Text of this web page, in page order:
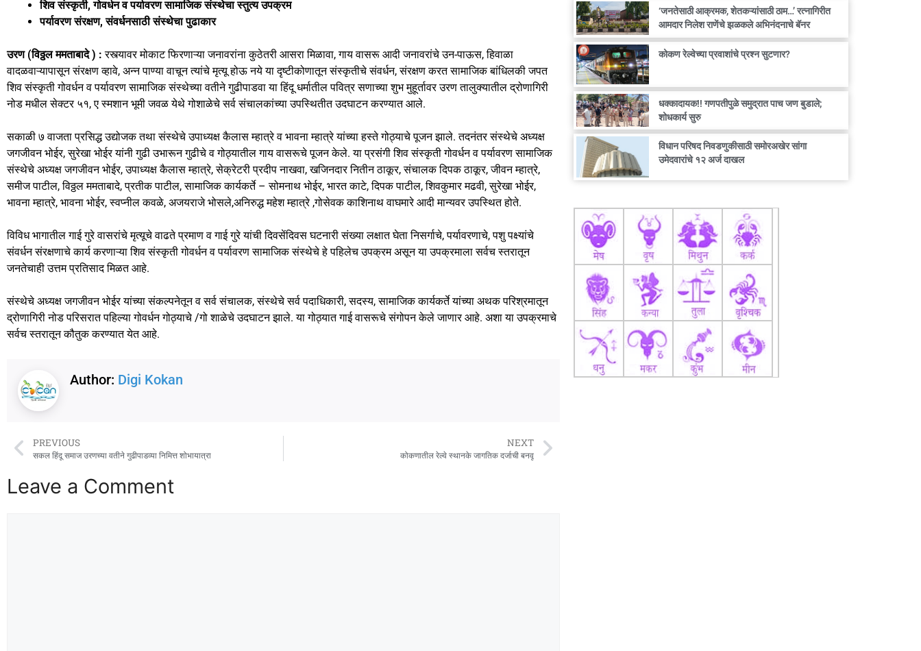
c
b
o
o
k
st
d
o
n
ai ar
शिव संस्कृती, गोवर्धन व पर्यावरण सामाजिक संस्थेचा स्तुत्य उपक्रम
पर्यावरण संरक्षण, संवर्धनसाठी संस्थेचा पुढाकार
उरण (विठ्ठल ममताबादे ) : रस्त्यावर मोकाट फिरणाऱ्या जनावरांना कुठेतरी आसरा मिळावा, गाय वासरू आदी जनावरांचे उन-पाऊस, हिवाळा
वादळवाऱ्यापासून संरक्षण व्हावे, अन्न पाण्या वाचून त्यांचे मृत्यू होऊ नये या दृष्टीकोणातून संस्कृतीचे संवर्धन, संरक्षण करत सामाजिक बांधिलकी जपत
शिव संस्कृती गोवर्धन व पर्यावरण सामाजिक संस्थेच्या वतीने गुढीपाडवा या हिंदू धर्मातील पवित्र सणाच्या शुभ मुहूर्तावर उरण तालुक्यातील द्रोणागिरी
नोड मधील सेक्टर ५१, ए स्मशान भूमी जवळ येथे गोशाळेचे सर्व संचालकांच्या उपस्थितीत उदघाटन करण्यात आले.
सकाळी ७ वाजता प्रसिद्ध उद्योजक तथा संस्थेचे उपाध्यक्ष कैलास म्हात्रे व भावना म्हात्रे यांच्या हस्ते गोठ्याचे पूजन झाले. तदनंतर संस्थेचे अध्यक्ष
जगजीवन भोईर, सुरेखा भोईर यांनी गुढी उभारून गुढीचे व गोठ्यातील गाय वासरूचे पूजन केले. या प्रसंगी शिव संस्कृती गोवर्धन व पर्यावरण सामाजिक
संस्थेचे अध्यक्ष जगजीवन भोईर, उपाध्यक्ष कैलास म्हात्रे, सेक्रेटरी प्रदीप नाखवा, खजिनदार नितीन ठाकूर, संचालक दिपक ठाकूर, जीवन म्हात्रे,
समीज पाटील, विठ्ठल ममताबादे, प्रतीक पाटील, सामाजिक कार्यकर्ते – सोमनाथ भोईर, भारत काटे, दिपक पाटील, शिवकुमार मढवी, सुरेखा भोईर,
भावना म्हात्रे, भावना भोईर, स्वप्नील कवळे, अजयराजे भोसले,अनिरुद्ध महेश म्हात्रे ,गोसेवक काशिनाथ वाघमारे आदी मान्यवर उपस्थित होते.
विविध भागातील गाई गुरे वासरांचे मृत्यूचे वाढते प्रमाण व गाई गुरे यांची दिवसेंदिवस घटनारी संख्या लक्षात घेता निसर्गाचे, पर्यावरणाचे, पशु पक्ष्यांचे
संवर्धन संरक्षणाचे कार्य करणाऱ्या शिव संस्कृती गोवर्धन व पर्यावरण सामाजिक संस्थेचे हे पहिलेच उपक्रम असून या उपक्रमाला सर्वच स्तरातून
जनतेचाही उत्तम प्रतिसाद मिळत आहे.
संस्थेचे अध्यक्ष जगजीवन भोईर यांच्या संकल्पनेतून व सर्व संचालक, संस्थेचे सर्व पदाधिकारी, सदस्य, सामाजिक कार्यकर्ते यांच्या अथक परिश्रमातून
द्रोणागिरी नोड परिसरात पहिल्या गोवर्धन गोठ्याचे /गो शाळेचे उदघाटन झाले. या गोठ्यात गाई वासरूचे संगोपन केले जाणार आहे. अशा या उपक्रमाचे
सर्वच स्तरातून कौतुक करण्यात येत आहे.
Author: Digi Kokan
PREVIOUS
सकल हिंदू समाज उरणच्या वतीने गुढीपाडव्या निमित्त शोभायात्रा
NEXT
कोकणातील रेल्वे स्थानके जागतिक दर्जाची बनवू
Leave a Comment
‘जनतेसाठी आक्रमक, शेतकऱ्यांसाठी ठाम…’ रत्नागिरीत
आमदार निलेश राणेंचे झळकले अभिनंदनाचे बॅनर
कोकण रेल्वेच्या प्रवाशांचे प्रश्न सुटणार?
धक्कादायक!! गणपतीपुळे समुद्रात पाच जण बुडाले;
शोधकार्य सुरु
विधान परिषद निवडणुकीसाठी समोरअखेर सांगा
उमेदवारांचे १२ अर्ज दाखल